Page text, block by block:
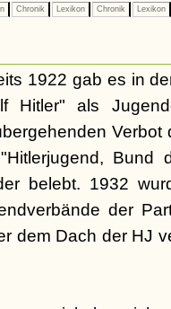
Chronik Lexikon Chronik Lexikon
1922 gab es in
Hitler" als
Verbot
Bund
belebt. 1932
der
dem Dach der HJ